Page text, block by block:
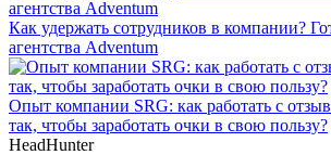
Как удержать сотрудников в компании?
агентства Adventum
Опыт компании SRG: как работать с
так, чтобы заработать очки в свою пользу?
HeadHunter